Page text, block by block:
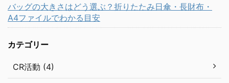
バッグの大きさはどう選ぶ？折りたたみ日傘・長財布・
A4ファイルでわかる目安
カテゴリー
CR活動 (4)